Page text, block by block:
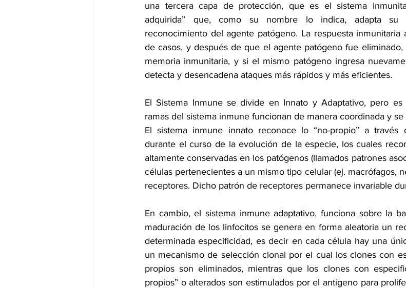
una tercera capa de protección, que es el sistema
adquirida” que, como su nombre lo indica, adapta su
reconocimiento del agente patógeno. La respuesta inmunitaria
de casos, y después de que el agente patógeno fue
memoria inmunitaria, y si el mismo patógeno ingresa
detecta y desencadena ataques más rápidos y más eficientes.
El Sistema Inmune se divide en Innato y Adaptativo, pero es
ramas del sistema inmune funcionan de manera coordinada y
El sistema inmune innato reconoce lo “no-propio” a través
durante el curso de la evolución de la especie, los cuales
altamente conservadas en los patógenos (llamados patrones
células pertenecientes a un mismo tipo celular (ej. macrófagos,
receptores. Dicho patrón de receptores permanece invariable
En cambio, el sistema inmune adaptativo, funciona sobre la
maduración de los linfocitos se genera en forma aleatoria un
determinada especificidad, es decir en cada célula hay una
un mecanismo de selección clonal por el cual los clones con
propios son eliminados, mientras que los clones con
propios” o alterados son estimulados por el antígeno para